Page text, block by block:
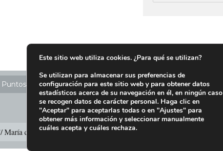
SIGRE Ubicación Puntos SIGRE en España
María de Molina 37, 2ª planta – Madrid 28006
Este sitio web utiliza cookies. ¿Para qué se utilizan?
Se utilizan para almacenar sus preferencias de
configuración para este sitio web y para obtener datos
estadísticos acerca de su navegación en él, en ningún caso
se recogen datos de carácter personal. Haga clic en
"Aceptar" para aceptarlas todas o en "Ajustes" para
obtener más información y seleccionar manualmente
cuáles acepta y cuáles rechaza.